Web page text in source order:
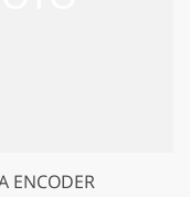
ENCODER